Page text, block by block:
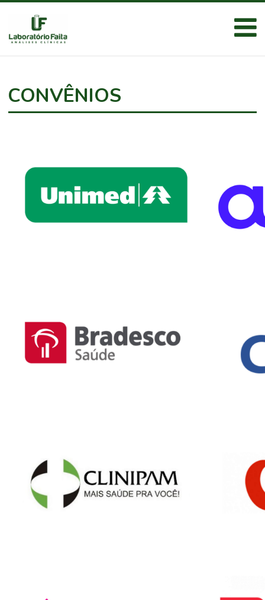
CONVÊNIOS